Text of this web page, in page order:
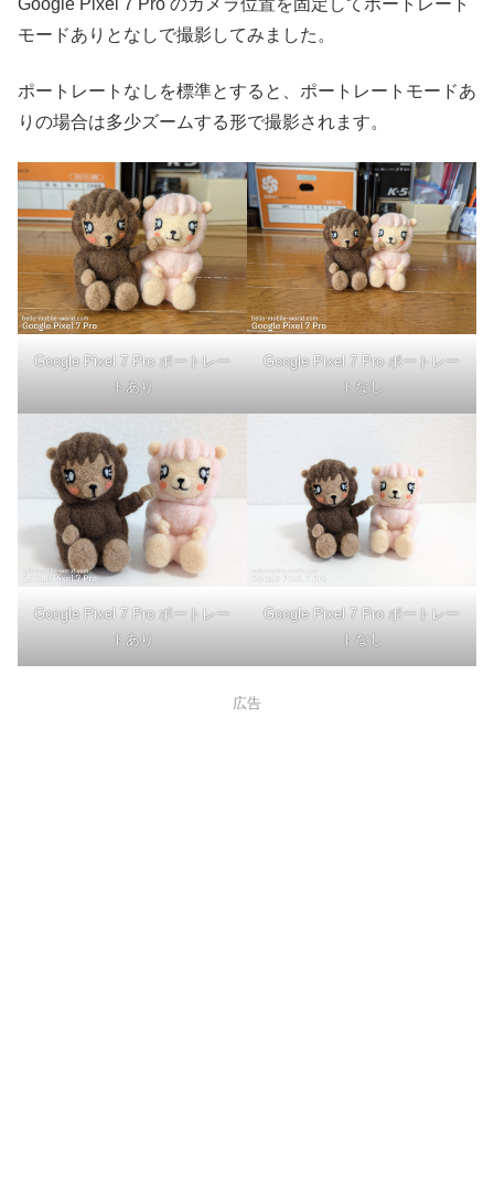
Google Pixel 7 Pro のカメラ位置を固定してポートレート
モードありとなしで撮影してみました。
ポートレートなしを標準とすると、ポートレートモードあ
りの場合は多少ズームする形で撮影されます。
Google Pixel 7 Pro ポートレー
トあり
Google Pixel 7 Pro ポートレー
トなし
Google Pixel 7 Pro ポートレー
トあり
Google Pixel 7 Pro ポートレー
トなし
広告